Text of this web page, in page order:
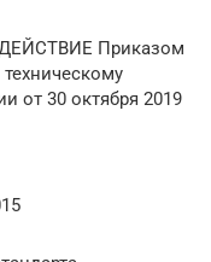
Приказом
от 30 октября 2019